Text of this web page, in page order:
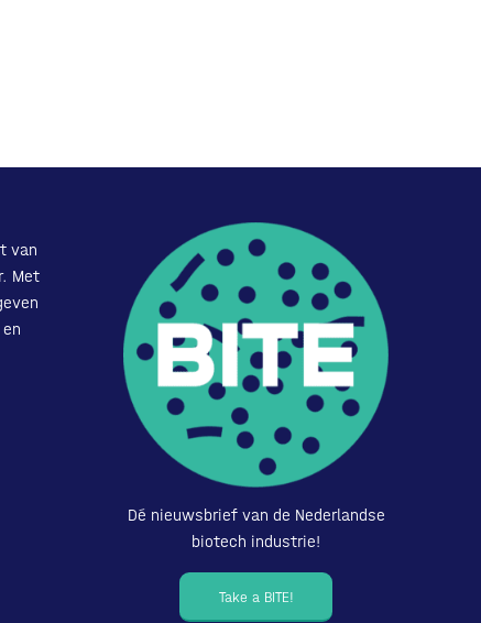
van
Met
Dé nieuwsbrief van de Nederlandse
biotech industrie!
Take a BITE!